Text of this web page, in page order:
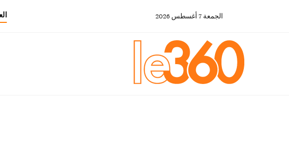
الجمعة 7 أغسطس 2026